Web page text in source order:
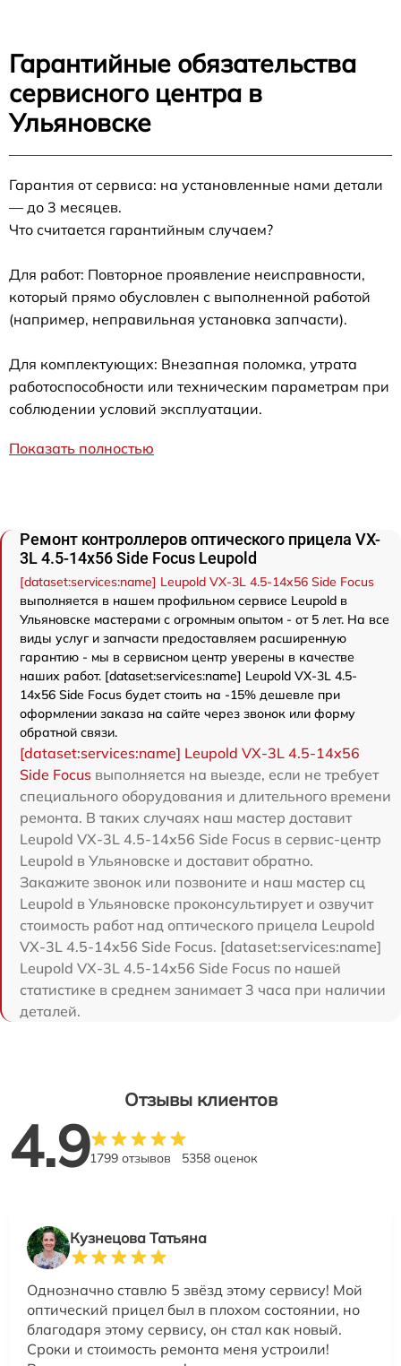
Гарантийные обязательства
сервисного центра в
Ульяновске
Гарантия от сервиса: на установленные нами детали
— до 3 месяцев.
Что считается гарантийным случаем?
Для работ: Повторное проявление неисправности,
который прямо обусловлен с выполненной работой
(например, неправильная установка запчасти).
Для комплектующих: Внезапная поломка, утрата
работоспособности или техническим параметрам при
соблюдении условий эксплуатации.
Показать полностью
Ремонт контроллеров оптического прицела VX-
3L 4.5-14x56 Side Focus Leupold
[dataset:services:name] Leupold VX-3L 4.5-14x56 Side Focus
выполняется в нашем профильном сервисе Leupold в
Ульяновске мастерами с огромным опытом - от 5 лет. На все
виды услуг и запчасти предоставляем расширенную
гарантию - мы в сервисном центр уверены в качестве
наших работ. [dataset:services:name] Leupold VX-3L 4.5-
14x56 Side Focus будет стоить на -15% дешевле при
оформлении заказа на сайте через звонок или форму
обратной связи.
[dataset:services:name] Leupold VX-3L 4.5-14x56
Side Focus выполняется на выезде, если не требует
специального оборудования и длительного времени
ремонта. В таких случаях наш мастер доставит
Leupold VX-3L 4.5-14x56 Side Focus в сервис-центр
Leupold в Ульяновске и доставит обратно.
Закажите звонок или позвоните и наш мастер сц
Leupold в Ульяновске проконсультирует и озвучит
стоимость работ над оптического прицела Leupold
VX-3L 4.5-14x56 Side Focus. [dataset:services:name]
Leupold VX-3L 4.5-14x56 Side Focus по нашей
статистике в среднем занимает 3 часа при наличии
деталей.
Отзывы клиентов
4.91799 отзывов 5358 оценок
Кузнецова Татьяна
Однозначно ставлю 5 звёзд этому сервису! Мой
оптический прицел был в плохом состоянии, но
благодаря этому сервису, он стал как новый.
Сроки и стоимость ремонта меня устроили!